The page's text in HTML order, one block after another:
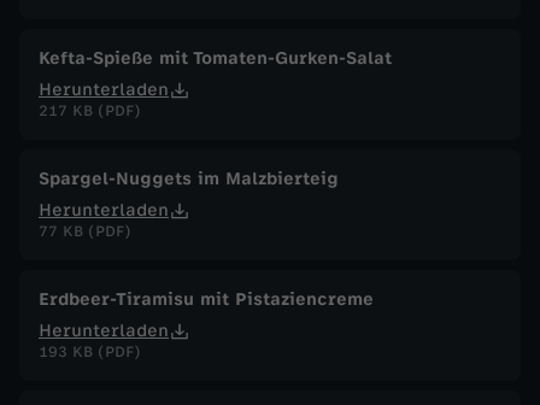
Kefta-Spieße mit Tomaten-Gurken-Salat
Herunterladen
217 KB (PDF)
Spargel-Nuggets im Malzbierteig
Herunterladen
77 KB (PDF)
Erdbeer-Tiramisu mit Pistaziencreme
Herunterladen
193 KB (PDF)